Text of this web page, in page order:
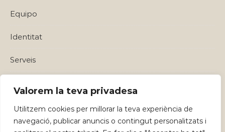
Valorem la teva privadesa
Utilitzem cookies per millorar la teva experiència de
navegació, publicar anuncis o contingut personalitzats i
Equipo
Identitat
Serveis